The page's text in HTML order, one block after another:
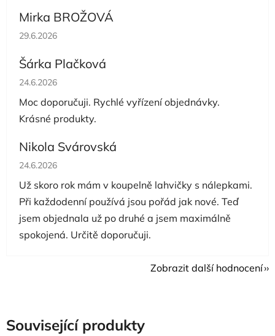
Mirka BROŽOVÁ
Hodnocení obchodu je 5 z 5 hvězdiček.
29.6.2026
Šárka Plačková
Hodnocení obchodu je 5 z 5 hvězdiček.
24.6.2026
Moc doporučuji. Rychlé vyřízení objednávky.
Krásné produkty.
Nikola Svárovská
Hodnocení obchodu je 5 z 5 hvězdiček.
24.6.2026
Už skoro rok mám v koupelně lahvičky s nálepkami.
Při každodenní používá jsou pořád jak nové. Teď
jsem objednala už po druhé a jsem maximálně
spokojená. Určitě doporučuji.
Zobrazit další hodnocení
Související produkty